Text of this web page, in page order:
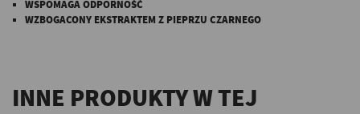
WSPOMAGA ODPORNOŚĆ
WZBOGACONY EKSTRAKTEM Z PIEPRZU CZARNEGO
INNE PRODUKTY W TEJ